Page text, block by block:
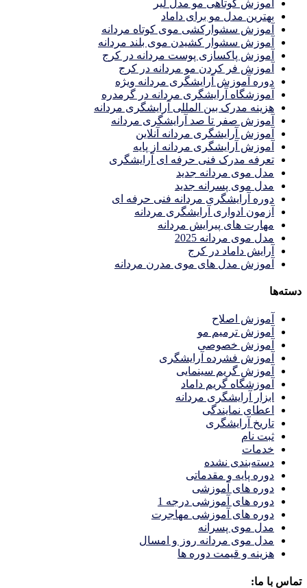
آموزش کوتاهی مو مدل لیر
بهترین مدل مو برای داماد
آموزش سشوارکشی موی کوتاه مردانه
آموزش سشوار کشیدن موی بلند مردانه
آموزش پاکسازی پوست مردانه در کرج
آموزش فر کردن مو مردانه در کرج
دوره آموزش آرایشگری مردانه ویژه
آموزشگاه آرایشگری مردانه در گرمدره
هزینه مدرک بین المللی آرایشگری مردانه
آموزش صفر تا صد آرایشگری مردانه
آموزش آرایشگری مردانه آنلاین
آموزش آرایشگری مردانه از پایه
تعرفه مدرک فنی حرفه ای آرایشگری
مدل موی مردانه جدید
مدل موی پسرانه جدید
دوره آرایشگری مردانه فنی حرفه ای
آزمون ادواری آرایشگری مردانه
مهارت های پیرایش مردانه
مدل موی مردانه 2025
آرایش داماد در کرج
آموزش مدل های موی مدرن مردانه
دسته‌ها
آموزش اصلاح
آموزش ترمیم مو
آموزش خصوصی
آموزش فشرده آرایشگری
آموزش گریم سینمایی
آموزشگاه گریم داماد
ابزار آرایشگری مردانه
اعطای نمایندگی
تاریخ آرایشگری
ثبت نام
خدمات
دسته‌بندی نشده
دوره پایه و مقدماتی
دوره های آموزشی
دوره های آموزشی درجه 1
دوره های آموزشی مهاجرت
مدل موی پسرانه
مدل موی مردانه روز و امسال
هزینه و قیمت دوره ها
تماس با ما: